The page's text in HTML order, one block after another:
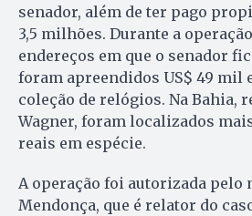
senador, além de ter pago
3,5 milhões. Durante a
endereços em que o senador
foram apreendidos US$ 49 mil
coleção de relógios. Na Bahia,
Wagner, foram localizados
reais em espécie.
A operação foi autorizada
Mendonça, que é relator do